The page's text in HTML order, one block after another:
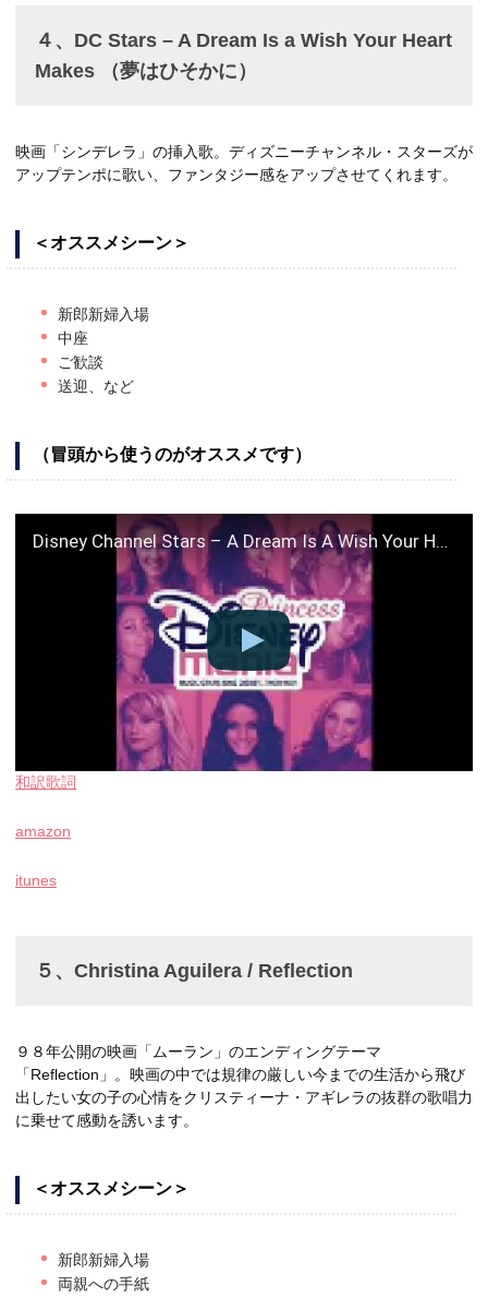
４、DC Stars – A Dream Is a Wish Your Heart
Makes （夢はひそかに）
映画「シンデレラ」の挿入歌。ディズニーチャンネル・スターズが
アップテンポに歌い、ファンタジー感をアップさせてくれます。
＜オススメシーン＞
新郎新婦入場
中座
ご歓談
送迎、など
（冒頭から使うのがオススメです）
Disney Channel Stars – A Dream Is A Wish Your Heart Makes
和訳歌詞
amazon
itunes
５、Christina Aguilera / Reflection
９８年公開の映画「ムーラン」のエンディングテーマ
「Reflection」。映画の中では規律の厳しい今までの生活から飛び
出したい女の子の心情をクリスティーナ・アギレラの抜群の歌唱力
に乗せて感動を誘います。
＜オススメシーン＞
新郎新婦入場
両親への手紙